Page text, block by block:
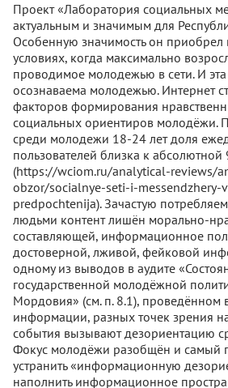
Проект «Лаборатория социальных
актуальным и значимым для
Особенную значимость он
условиях, когда максимально
проводимое молодежью в сети. И
осознаваема молодежью. Интернет
факторов формирования
социальных ориентиров
среди молодежи 18-24 лет доля
пользователей близка к абсолютной
(https://wciom.ru/analytical-reviews/
obzor/socialnye-seti-i-messendzhery-
predpochtenija). Зачастую
людьми контент лишён морально-
составляющей, информационное
достоверной, лживой, фейковой
одному из выводов в аудите
государственной молодёжной
Мордовия» (см. п. 8.1), проведённом
информации, разных точек зрения
события вызывают дезориентацию
Фокус молодёжи разобщён и самый
устранить «информационную
наполнить информационное